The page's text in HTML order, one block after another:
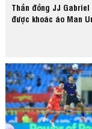
Thần đồng JJ Gabriel
được khoác áo Man